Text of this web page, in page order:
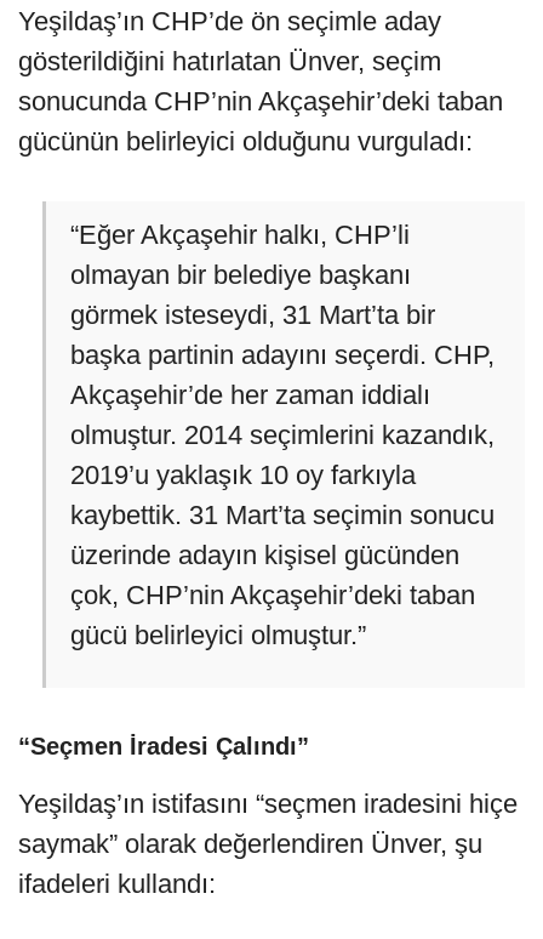
Yeşildaş’ın CHP’de ön seçimle aday
gösterildiğini hatırlatan Ünver, seçim
sonucunda CHP’nin Akçaşehir’deki taban
gücünün belirleyici olduğunu vurguladı:
“Eğer Akçaşehir halkı, CHP’li
olmayan bir belediye başkanı
görmek isteseydi, 31 Mart’ta bir
başka partinin adayını seçerdi. CHP,
Akçaşehir’de her zaman iddialı
olmuştur. 2014 seçimlerini kazandık,
2019’u yaklaşık 10 oy farkıyla
kaybettik. 31 Mart’ta seçimin sonucu
üzerinde adayın kişisel gücünden
çok, CHP’nin Akçaşehir’deki taban
gücü belirleyici olmuştur.”
“Seçmen İradesi Çalındı”
Yeşildaş’ın istifasını “seçmen iradesini hiçe
saymak” olarak değerlendiren Ünver, şu
ifadeleri kullandı: